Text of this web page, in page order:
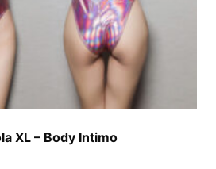
XL – Body Intimo